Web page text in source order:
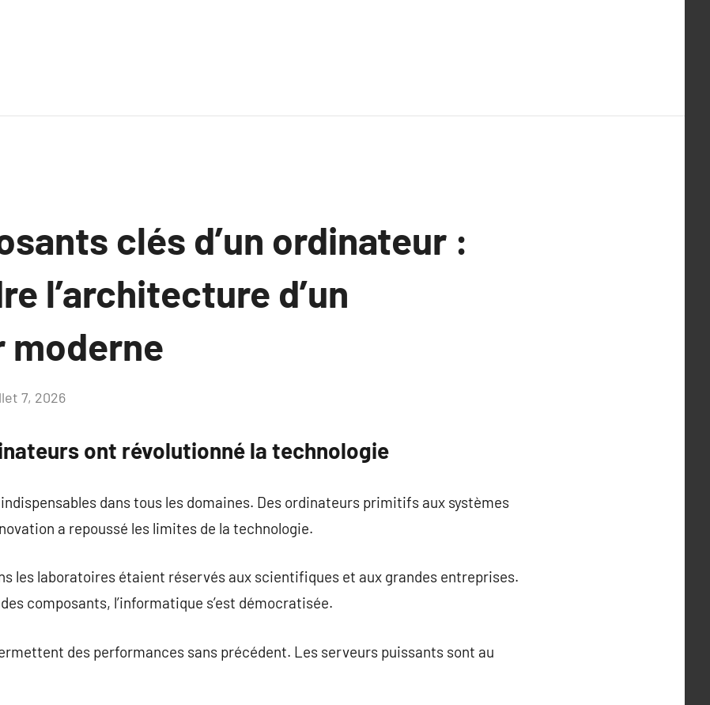
clés d’un ordinateur :
l’architecture d’un
moderne
7, 2026
ont révolutionné la technologie
dans tous les domaines. Des ordinateurs primitifs aux systèmes
a repoussé les limites de la technologie.
les laboratoires étaient réservés aux scientifiques et aux grandes entreprises.
composants, l’informatique s’est démocratisée.
des performances sans précédent. Les serveurs puissants sont au